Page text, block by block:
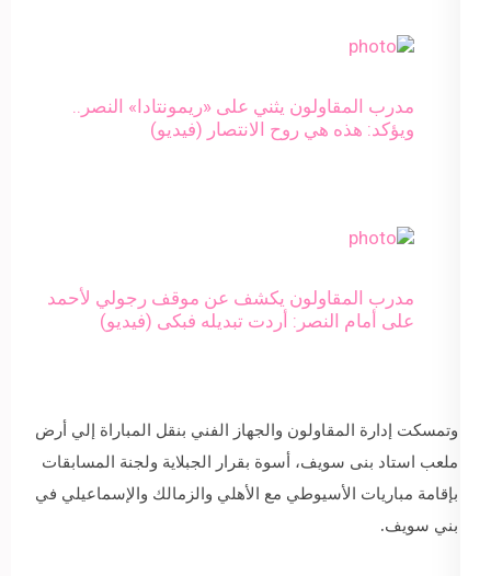
مدرب المقاولون يثني على «ريمونتادا» النصر..
ويؤكد: هذه هي روح الانتصار (فيديو)
مدرب المقاولون يكشف عن موقف رجولي لأحمد
على أمام النصر: أردت تبديله فبكى (فيديو)
وتمسكت إدارة المقاولون والجهاز الفني بنقل المباراة إلي أرض
ملعب استاد بنى سويف، أسوة بقرار الجبلاية ولجنة المسابقات
بإقامة مباريات الأسيوطي مع الأهلي والزمالك والإسماعيلي في
بني سويف.